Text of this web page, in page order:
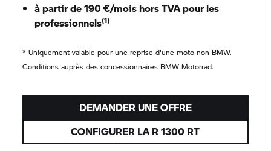
à partir de 190 €/mois hors TVA pour les
professionnels(1)
* Uniquement valable pour une reprise d'une moto non-BMW.
Conditions auprès des concessionnaires BMW Motorrad.
DEMANDER UNE OFFRE
CONFIGURER LA R 1300 RT